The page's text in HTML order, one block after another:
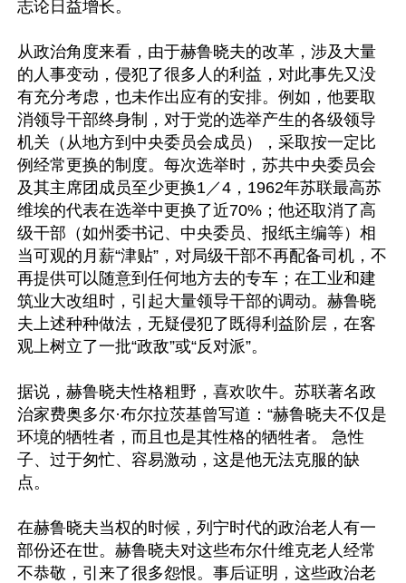
志论日益增长。
从政治角度来看，由于赫鲁晓夫的改革，涉及大量
的人事变动，侵犯了很多人的利益，对此事先又没
有充分考虑，也未作出应有的安排。例如，他要取
消领导干部终身制，对于党的选举产生的各级领导
机关（从地方到中央委员会成员），采取按一定比
例经常更换的制度。每次选举时，苏共中央委员会
及其主席团成员至少更换1／4，1962年苏联最高苏
维埃的代表在选举中更换了近70%；他还取消了高
级干部（如州委书记、中央委员、报纸主编等）相
当可观的月薪“津贴”，对局级干部不再配备司机，不
再提供可以随意到任何地方去的专车；在工业和建
筑业大改组时，引起大量领导干部的调动。赫鲁晓
夫上述种种做法，无疑侵犯了既得利益阶层，在客
观上树立了一批“政敌”或“反对派”。
据说，赫鲁晓夫性格粗野，喜欢吹牛。苏联著名政
治家费奥多尔·布尔拉茨基曾写道：“赫鲁晓夫不仅是
环境的牺牲者，而且也是其性格的牺牲者。 急性
子、过于匆忙、容易激动，这是他无法克服的缺
点。
在赫鲁晓夫当权的时候，列宁时代的政治老人有一
部份还在世。赫鲁晓夫对这些布尔什维克老人经常
不恭敬，引来了很多怨恨。事后证明，这些政治老